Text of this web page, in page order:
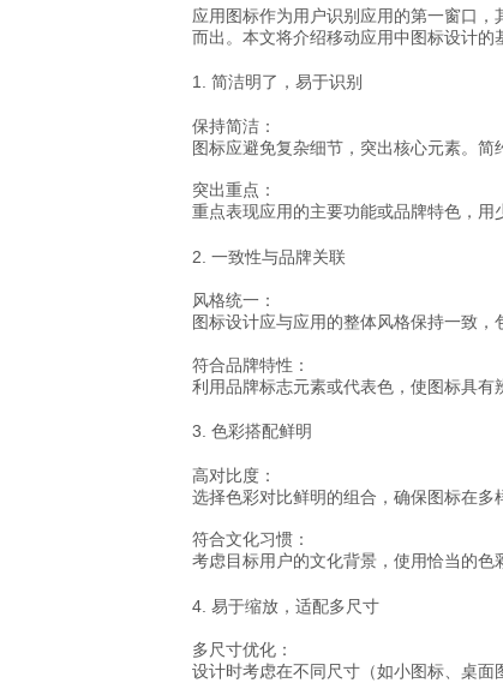
应用图标作为用户识别应用的第一窗口
而出。本文将介绍移动应用中图标设计的
1. 简洁明了，易于识别
保持简洁 ：
图标应避免复杂细节，突出核心元素。简
突出重点 ：
重点表现应用的主要功能或品牌特色，用
2. 一致性与品牌关联
风格统一 ：
图标设计应与应用的整体风格保持一致，
符合品牌特性 ：
利用品牌标志元素或代表色，使图标具有
3. 色彩搭配鲜明
高对比度 ：
选择色彩对比鲜明的组合，确保图标在多
符合文化习惯 ：
考虑目标用户的文化背景，使用恰当的色
4. 易于缩放，适配多尺寸
多尺寸优化 ：
设计时考虑在不同尺寸（如小图标、桌面